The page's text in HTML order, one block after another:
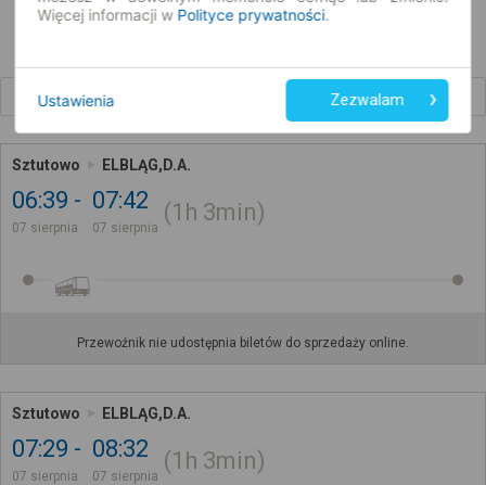
Sztutowo ELBLĄG,D.A.
06:39
07 sierpnia
07:42
07 sierpnia
1h 3min
Przewoźnik nie udostępnia biletów do sprzedaży online.
Sztutowo ELBLĄG,D.A.
07:29
07 sierpnia
08:32
07 sierpnia
1h 3min
Więcej informacji w Polityce prywatności.
Ustawienia Zezwalam